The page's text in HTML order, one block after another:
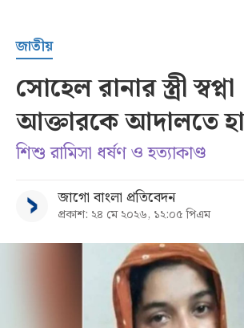
সর্বশেষ
সব
জাতীয়
সোহেল রানার স্ত্রী স্বপ্না
আক্তারকে আদালতে
শিশু রামিসা ধর্ষণ ও হত্যাকাণ্ড
জাগো বাংলা প্রতিবেদন
প্রকাশ: ২৪ মে ২০২৬, ১২:০৫ পিএম